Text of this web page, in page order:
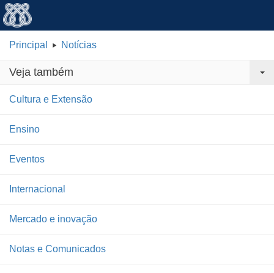
Principal Notícias
Veja também
Cultura e Extensão
Ensino
Eventos
Internacional
Mercado e inovação
Notas e Comunicados